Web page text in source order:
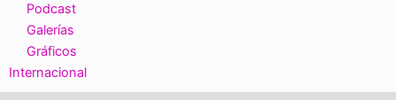
Podcast
Galerías
Gráficos
Internacional